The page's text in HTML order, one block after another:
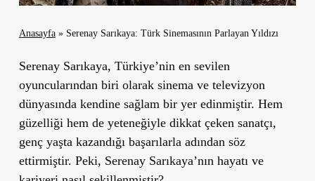
Anasayfa» Serenay Sarıkaya: Türk Sinemasının Parlayan Yıldızı
Serenay Sarıkaya, Türkiye’nin en sevilen
oyuncularından biri olarak sinema ve televizyon
dünyasında kendine sağlam bir yer edinmiştir. Hem
güzelliği hem de yeteneğiyle dikkat çeken sanatçı,
genç yaşta kazandığı başarılarla adından söz
ettirmiştir. Peki, Serenay Sarıkaya’nın hayatı ve